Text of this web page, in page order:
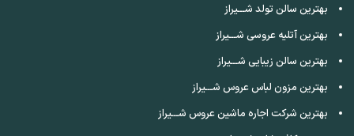
بهترین سالن تولد شـــیراز
بهترین آتلیه عروسی شـــیراز
بهترین سالن زیبایی شـــیراز
بهترین مزون لباس عروس شـــیراز
بهترین شرکت اجاره ماشین عروس شـــیراز